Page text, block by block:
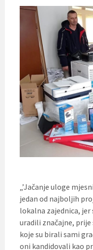
„’Jačanje uloge
jedan od najboljih
lokalna zajednica,
uradili značajne,
koje su birali sami
oni kandidovali kao